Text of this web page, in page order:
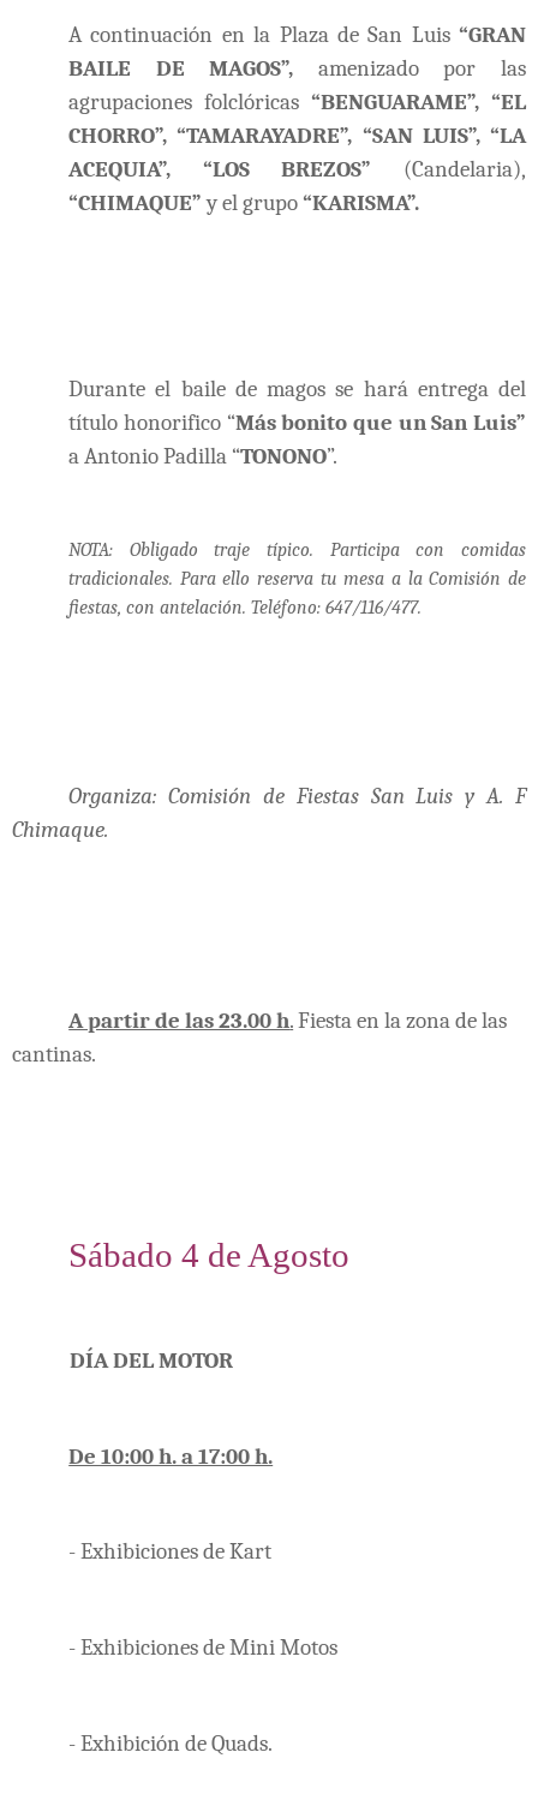
A continuación en la Plaza de San Luis “GRAN
BAILE DE MAGOS”, amenizado por las
agrupaciones folclóricas “BENGUARAME”, “EL
CHORRO”, “TAMARAYADRE”, “SAN LUIS”, “LA
ACEQUIA”, “LOS BREZOS” (Candelaria),
“CHIMAQUE”y el grupo “KARISMA”.
Durante el baile de magos se hará entrega del
título honorifico “Más bonito que un San Luis”
a Antonio Padilla “TONONO”.
NOTA: Obligado traje típico. Participa con comidas
tradicionales. Para ello reserva tu mesa a la Comisión de
fiestas, con antelación. Teléfono: 647/116/477.
Organiza: Comisión de Fiestas San Luis y A. F
Chimaque.
A partir de las 23.00 h.Fiesta en la zona de las
cantinas.
Sábado 4 de Agosto
DÍA DEL MOTOR
De 10:00 h. a 17:00 h.
- Exhibiciones de Kart
- Exhibiciones de Mini Motos
- Exhibición de Quads.